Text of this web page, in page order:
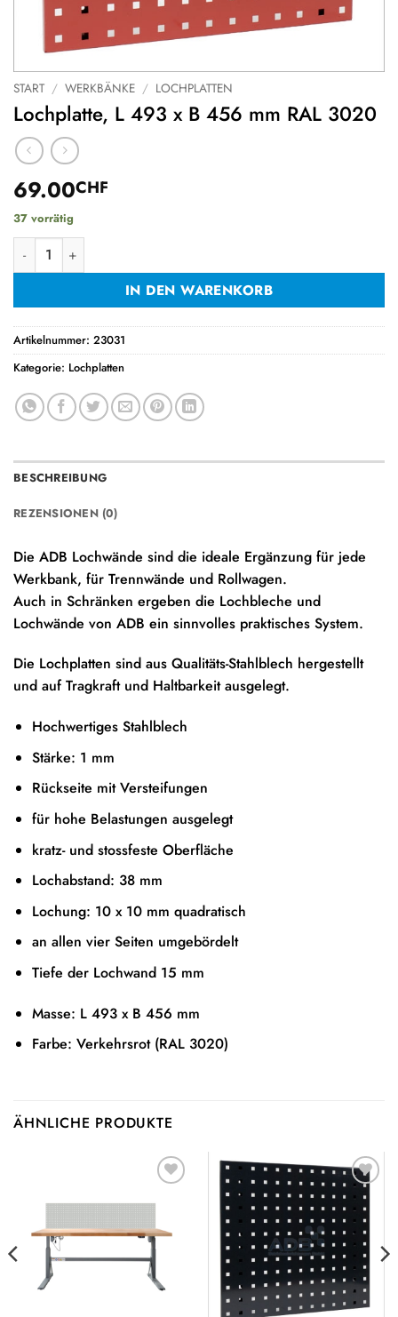
START / WERKBÄNKE / LOCHPLATTEN
Lochplatte, L 493 x B 456 mm RAL 3020
69.00CHF
37 vorrätig
Lochplatte, L 493 x B 456 mm RAL 3020 Menge
IN DEN WARENKORB
Artikelnummer: 23031
Kategorie: Lochplatten
BESCHREIBUNG
REZENSIONEN (0)
Die ADB Lochwände sind die ideale Ergänzung für jede
Werkbank, für Trennwände und Rollwagen.
Auch in Schränken ergeben die Lochbleche und
Lochwände von ADB ein sinnvolles praktisches System.
Die Lochplatten sind aus Qualitäts-Stahlblech hergestellt
und auf Tragkraft und Haltbarkeit ausgelegt.
Hochwertiges Stahlblech
Stärke: 1 mm
Rückseite mit Versteifungen
für hohe Belastungen ausgelegt
kratz- und stossfeste Oberfläche
Lochabstand: 38 mm
Lochung: 10 x 10 mm quadratisch
an allen vier Seiten umgebördelt
Tiefe der Lochwand 15 mm
Masse: L 493 x B 456 mm
Farbe: Verkehrsrot (RAL 3020)
ÄHNLICHE PRODUKTE
Auf die
Wunschliste